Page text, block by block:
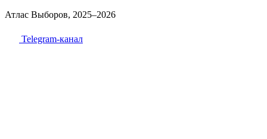
Атлас Выборов, 2025–2026
Telegram-канал